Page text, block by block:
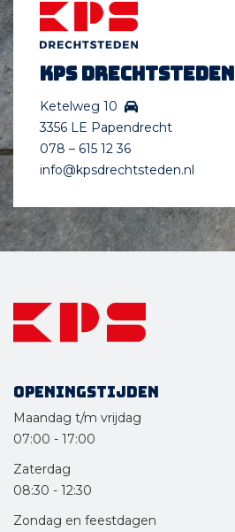
KPS Drechtsteden
Ketelweg 10
3356 LE Papendrecht
078 – 615 12 36
info@kpsdrechtsteden.nl
Openingstijden
Maandag t/m vrijdag
07:00 - 17:00
Zaterdag
08:30 - 12:30
Zondag en feestdagen